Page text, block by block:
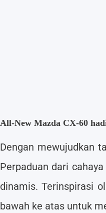
All-New Mazda CX-60
Dengan mewujudkan
Perpaduan dari
dinamis. Terinspirasi
bawah ke atas untuk